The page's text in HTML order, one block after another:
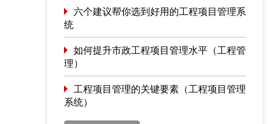
六个建议帮你选到好用的工程项目管理系
统
如何提升市政工程项目管理水平（工程管
理）
工程项目管理的关键要素（工程项目管理
系统）